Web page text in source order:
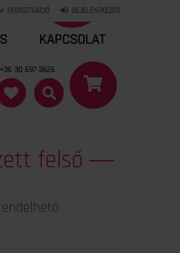
REGISZTRÁCIÓ BEJELENTKEZÉS
KAPCSOLAT
+36 30 697 3626
felső